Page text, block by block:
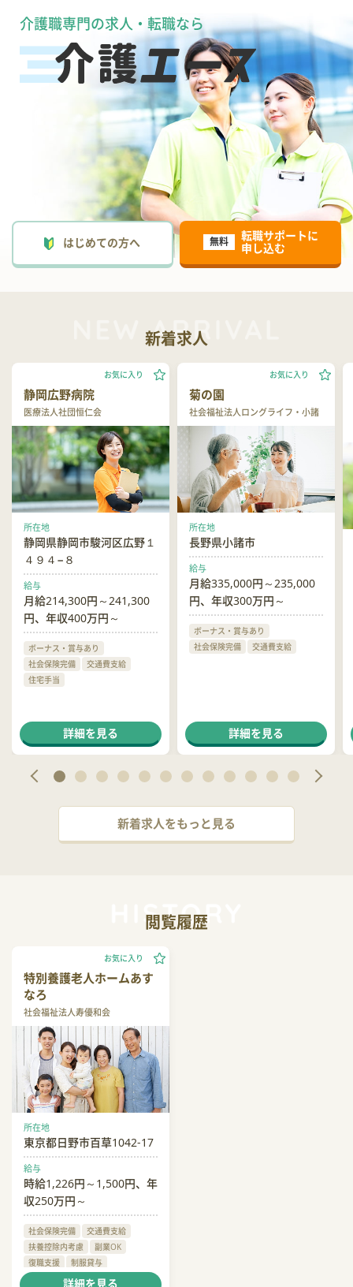
介護職専門の求人・転職なら
はじめての方へ 無料
転職サポートに
申し込む
新着求人
静岡広野病院
医療法人社団恒仁会
お気に入り
所在地
静岡県静岡市駿河区広野１
４９４−８
給与
月給214,300円～241,300
円、年収400万円～
ボーナス・賞与あり
社会保険完備
交通費支給
住宅手当
詳細を見る
菊の園
社会福祉法人ロングライフ・小諸
お気に入り
所在地
長野県小諸市
給与
月給335,000円～235,000
円、年収300万円～
ボーナス・賞与あり
社会保険完備
交通費支給
詳細を見る
新着求人をもっと見る
閲覧履歴
特別養護老人ホームあす
なろ
社会福祉法人寿優和会
お気に入り
所在地
東京都日野市百草1042-17
給与
時給1,226円～1,500円、年
収250万円～
社会保険完備
交通費支給
扶養控除内考慮
副業OK
復職支援
制服貸与
日勤のみ可
残業月20時間以内
詳細を見る